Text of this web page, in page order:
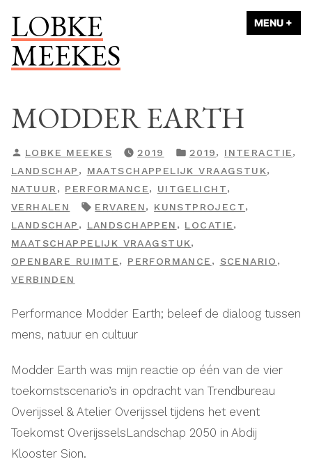
inhoud
springen
LOBKE
MEEKES
MENU +
MODDER EARTH
GEPLAATST
DOOR
LOBKE MEEKES 2019
GEPLAATST
IN
2019, INTERACTIE,
LANDSCHAP , MAATSCHAPPELIJK VRAAGSTUK,
NATUUR , PERFORMANCE, UITGELICHT,
VERHALEN
TAGS:
ERVAREN, KUNSTPROJECT,
LANDSCHAP , LANDSCHAPPEN , LOCATIE,
MAATSCHAPPELIJK VRAAGSTUK,
OPENBARE RUIMTE, PERFORMANCE , SCENARIO ,
VERBINDEN
Performance Modder Earth; beleef de dialoog tussen
mens, natuur en cultuur
Modder Earth was mijn reactie op één van de vier
toekomstscenario’s in opdracht van Trendbureau
Overijssel & Atelier Overijssel tijdens het event
Toekomst OverijsselsLandschap 2050 in Abdij
Klooster Sion.